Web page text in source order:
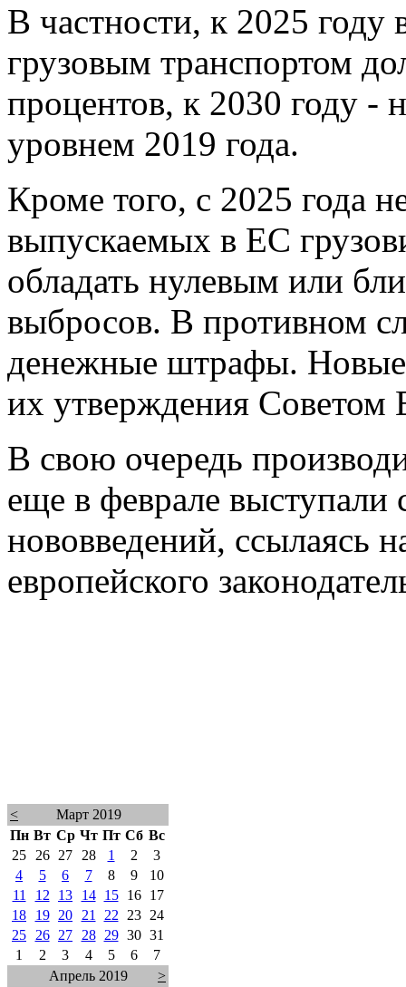
В частности, к 2025 году
грузовым транспортом
процентов, к 2030 году -
уровнем 2019 года.
Кроме того, с 2025 года
выпускаемых в ЕС
обладать нулевым или
выбросов. В противном
денежные штрафы. Новые
их утверждения Советом
В свою очередь
еще в феврале выступали
нововведений, ссылаясь
европейского
<
Март 2019
Пн Вт Ср Чт Пт Сб Вс
25
26 27 28 1 2
3
4
5 6 7 8 9
10
11
12 13 14 15 16
17
18
19 20 21 22 23
24
25
26 27 28 29 30 31
1
2 3 4 5 6
7
Апрель 2019
>